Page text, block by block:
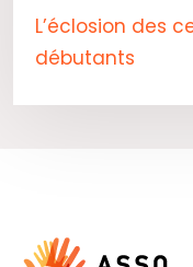
L’éclosion des
débutants